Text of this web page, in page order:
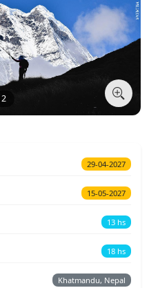
29-04-2027
15-05-2027
13 hs
18 hs
Khatmandu, Nepal